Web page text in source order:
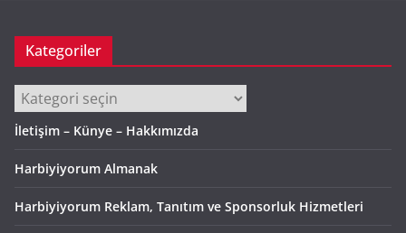
Kategoriler
Kategoriler
İletişim – Künye – Hakkımızda
Harbiyiyorum Almanak
Harbiyiyorum Reklam, Tanıtım ve Sponsorluk Hizmetleri